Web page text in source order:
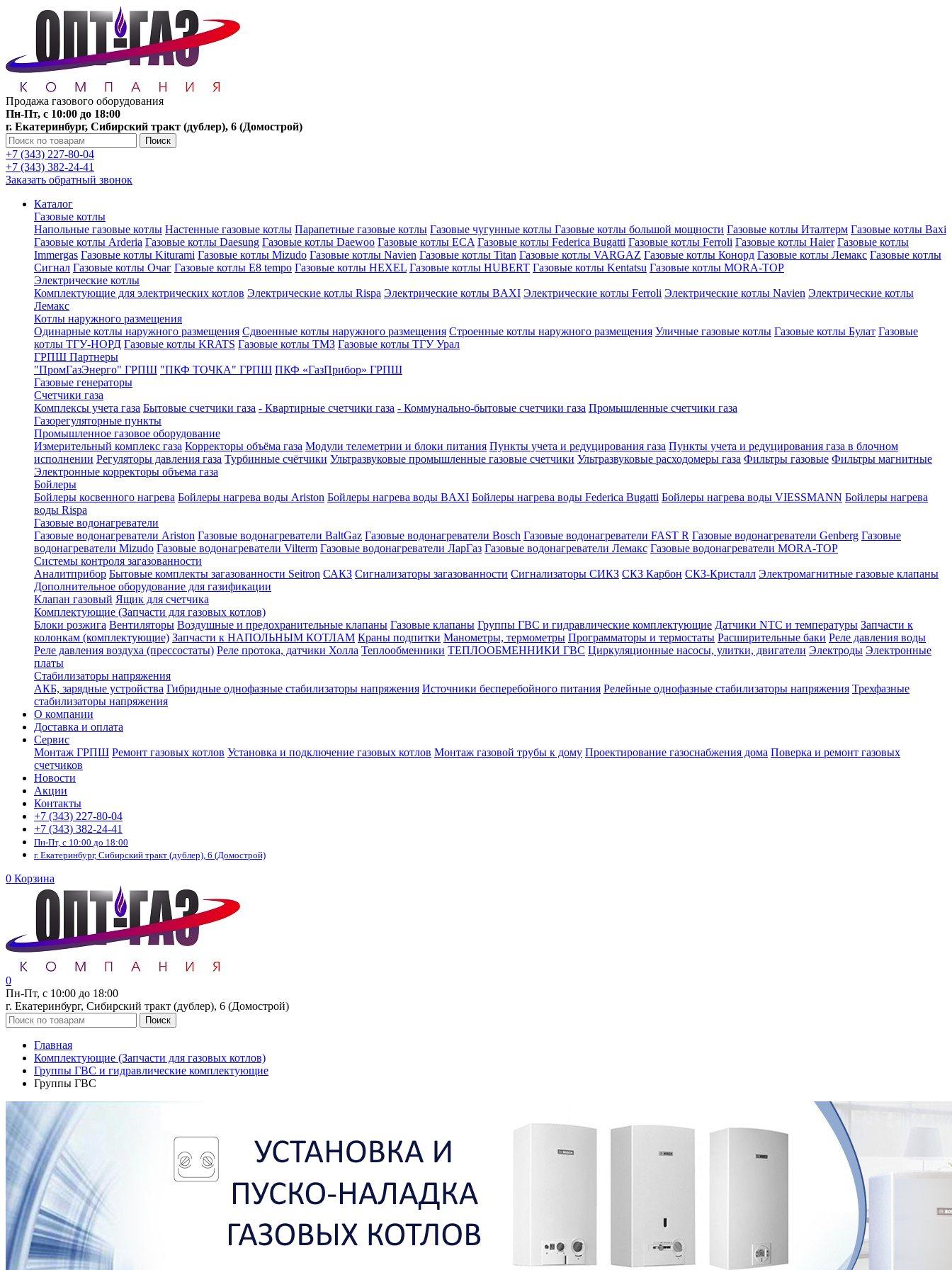
Продажа газового оборудования
Пн-Пт, с 10:00 до 18:00
г. Екатеринбург, Сибирский тракт (дублер), 6 (Домострой)
Поиск
+7 (343) 227-80-04
+7 (343) 382-24-41
Заказать обратный звонок
Каталог
Газовые котлы
Напольные газовые котлы Настенные газовые котлы Парапетные газовые котлы Газовые чугунные котлы Газовые котлы большой мощности Газовые котлы Италтерм Газовые котлы Baxi
Газовые котлы Arderia Газовые котлы Daesung Газовые котлы Daewoo Газовые котлы ECA Газовые котлы Federica Bugatti Газовые котлы Ferroli Газовые котлы Haier Газовые котлы
Immergas Газовые котлы Kiturami Газовые котлы Mizudo Газовые котлы Navien Газовые котлы Titan Газовые котлы VARGAZ Газовые котлы Конорд Газовые котлы Лемакс Газовые котлы
Сигнал Газовые котлы Очаг Газовые котлы E8 tempo Газовые котлы HEXEL Газовые котлы HUBERT Газовые котлы Kentatsu Газовые котлы MORA-TOP
Электрические котлы
Комплектующие для электрических котлов Электрические котлы Rispa Электрические котлы BAXI Электрические котлы Ferroli Электрические котлы Navien Электрические котлы
Лемакс
Котлы наружного размещения
Одинарные котлы наружного размещения Сдвоенные котлы наружного размещения Строенные котлы наружного размещения Уличные газовые котлы Газовые котлы Булат Газовые
котлы ТГУ-НОРД Газовые котлы KRATS Газовые котлы ТМЗ Газовые котлы ТГУ Урал
ГРПШ Партнеры
"ПромГазЭнерго" ГРПШ "ПКФ ТОЧКА" ГРПШ ПКФ «ГазПрибор» ГРПШ
Газовые генераторы
Счетчики газа
Комплексы учета газа Бытовые счетчики газа - Квартирные счетчики газа - Коммунально-бытовые счетчики газа Промышленные счетчики газа
Газорегуляторные пункты
Промышленное газовое оборудование
Измерительный комплекс газа Корректоры объёма газа Модули телеметрии и блоки питания Пункты учета и редуцирования газа Пункты учета и редуцирования газа в блочном
исполнении Регуляторы давления газа Турбинные счётчики Ультразвуковые промышленные газовые счетчики Ультразвуковые расходомеры газа Фильтры газовые Фильтры магнитные
Электронные корректоры объема газа
Бойлеры
Бойлеры косвенного нагрева Бойлеры нагрева воды Ariston Бойлеры нагрева воды BAXI Бойлеры нагрева воды Federica Bugatti Бойлеры нагрева воды VIESSMANN Бойлеры нагрева
воды Rispa
Газовые водонагреватели
Газовые водонагреватели Ariston Газовые водонагреватели BaltGaz Газовые водонагреватели Bosch Газовые водонагреватели FAST R Газовые водонагреватели Genberg Газовые
водонагреватели Mizudo Газовые водонагреватели Vilterm Газовые водонагреватели ЛарГаз Газовые водонагреватели Лемакс Газовые водонагреватели MORA-TOP
Системы контроля загазованности
Аналитприбор Бытовые комплекты загазованности Seitron САКЗ Сигнализаторы загазованности Сигнализаторы СИКЗ СКЗ Карбон СКЗ-Кристалл Электромагнитные газовые клапаны
Дополнительное оборудование для газификации
Клапан газовый Ящик для счетчика
Комплектующие (Запчасти для газовых котлов)
Блоки розжига Вентиляторы Воздушные и предохранительные клапаны Газовые клапаны Группы ГВС и гидравлические комплектующие Датчики NTC и температуры Запчасти к
колонкам (комплектующие) Запчасти к НАПОЛЬНЫМ КОТЛАМ Краны подпитки Манометры, термометры Программаторы и термостаты Расширительные баки Реле давления воды
Реле давления воздуха (прессостаты) Реле протока, датчики Холла Теплообменники ТЕПЛООБМЕННИКИ ГВС Циркуляционные насосы, улитки, двигатели Электроды Электронные
платы
Стабилизаторы напряжения
АКБ, зарядные устройства Гибридные однофазные стабилизаторы напряжения Источники бесперебойного питания Релейные однофазные стабилизаторы напряжения Трехфазные
стабилизаторы напряжения
О компании
Доставка и оплата
Сервис
Монтаж ГРПШ Ремонт газовых котлов Установка и подключение газовых котлов Монтаж газовой трубы к дому Проектирование газоснабжения дома Поверка и ремонт газовых
счетчиков
Новости
Акции
Контакты
+7 (343) 227-80-04
+7 (343) 382-24-41
Пн-Пт, с 10:00 до 18:00
г. Екатеринбург, Сибирский тракт (дублер), 6 (Домострой)
0 Корзина
0
Пн-Пт, с 10:00 до 18:00
г. Екатеринбург, Сибирский тракт (дублер), 6 (Домострой)
Поиск
Главная
Комплектующие (Запчасти для газовых котлов)
Группы ГВС и гидравлические комплектующие
Группы ГВС